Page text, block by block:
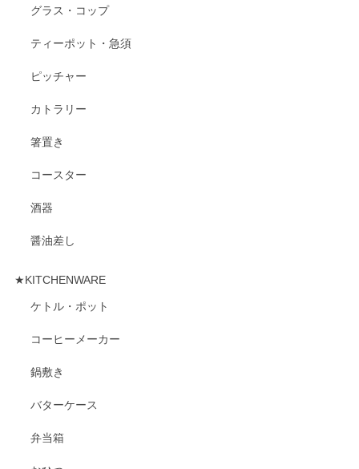
グラス・コップ
ティーポット・急須
ピッチャー
カトラリー
箸置き
コースター
酒器
醤油差し
★KITCHENWARE
ケトル・ポット
コーヒーメーカー
鍋敷き
バターケース
弁当箱